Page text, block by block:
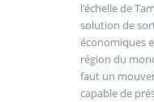
l’échelle de
solution de
économiques
région du
faut un
capable de